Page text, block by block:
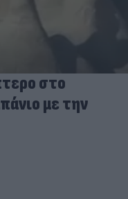
στο
με την